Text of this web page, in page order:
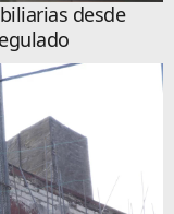
desde